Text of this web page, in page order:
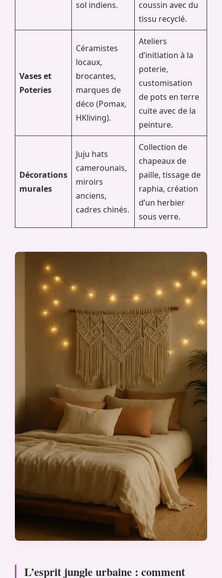
sol indiens.
coussin avec du
tissu recyclé.
Vases et
Poteries
Céramistes
locaux,
brocantes,
marques de
déco (Pomax,
HKliving).
Ateliers
d’initiation à la
poterie,
customisation
de pots en terre
cuite avec de la
peinture.
Décorations
murales
Juju hats
camerounais,
miroirs
anciens,
cadres chinés.
Collection de
chapeaux de
paille, tissage de
raphia, création
d’un herbier
sous verre.
L’esprit jungle urbaine : comment